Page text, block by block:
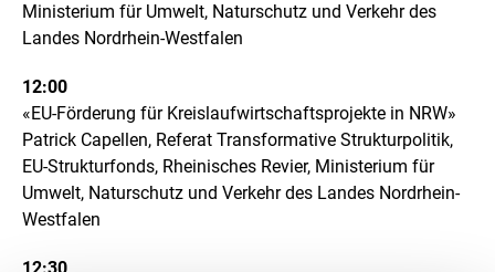
Ministerium für Umwelt, Naturschutz und Verkehr des
Landes Nordrhein-Westfalen
12:00
«EU-Förderung für Kreislaufwirtschaftsprojekte in NRW»
Patrick Capellen, Referat Transformative Strukturpolitik,
EU-Strukturfonds, Rheinisches Revier, Ministerium für
Umwelt, Naturschutz und Verkehr des Landes Nordrhein-
Westfalen